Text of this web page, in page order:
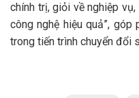
chính trị, giỏi về nghiệp
công nghệ hiệu quả”, góp
trong tiến trình chuyển đổi